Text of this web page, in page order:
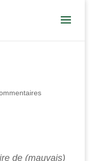
de (mauvais)